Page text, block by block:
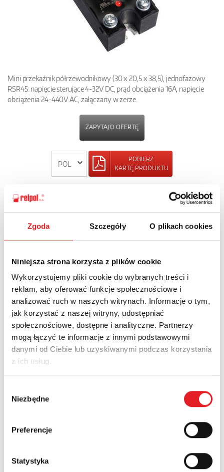
Zgoda Szczegóły O plikach cookies
Niniejsza strona korzysta z plików cookie
Wykorzystujemy pliki cookie do wybranych treści i
reklam, aby oferować funkcje społecznościowe i
analizować ruch w naszych witrynach. Informacje o tym,
jak korzystać z naszej witryny, udostępniać
społecznościowe, dostępne i analityczne. Partnerzy
mogą łączyć te informacje z innymi podstawowymi
danymi od Ciebie lub uzyskiwanymi podczas korzystania
z ich usług.
zgody
Niezbędne
Preferencje
Statystyka
Mini przekaźnik półrzewodnikowy (30 x 20,5 x 38,5), jednofazowy
RSR45: napięcie sterujące 4-32V DC, prąd obciążenia 16A, napięcie
obciążenia 24-440V AC, załączany w zerze.
ZAPYTAJ O OFERTĘ
POBIERZ
KARTĘ PRODUKTU
Zapytaj o szczegóły oferty
Imię i nazwisko: *
Adres e-mail: *
Nazwa firmy:
Numer telefonu: